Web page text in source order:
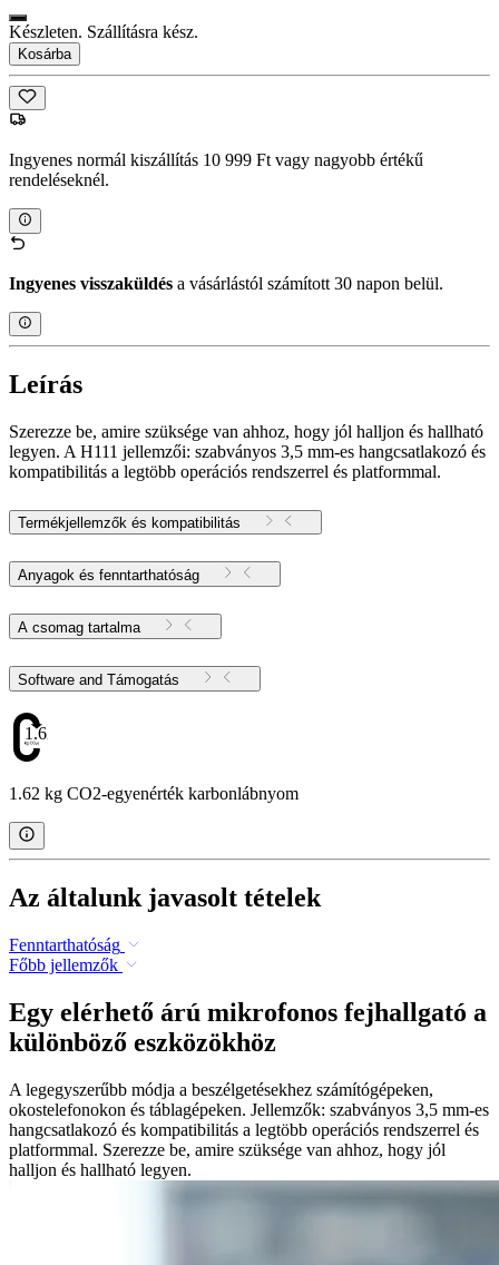
Készleten. Szállításra kész.
Kosárba
Ingyenes normál kiszállítás 10 999 Ft vagy nagyobb értékű
rendeléseknél.
Ingyenes visszaküldés a vásárlástól számított 30 napon belül.
Leírás
Szerezze be, amire szüksége van ahhoz, hogy jól halljon és hallható
legyen. A H111 jellemzői: szabványos 3,5 mm-es hangcsatlakozó és
kompatibilitás a legtöbb operációs rendszerrel és platformmal.
Termékjellemzők és kompatibilitás
Anyagok és fenntarthatóság
A csomag tartalma
Software and Támogatás
1.62
1.62 kg CO2-egyenérték karbonlábnyom
Az általunk javasolt tételek
Fenntarthatóság
Főbb jellemzők
Egy elérhető árú mikrofonos fejhallgató a
különböző eszközökhöz
A legegyszerűbb módja a beszélgetésekhez számítógépeken,
okostelefonokon és táblagépeken. Jellemzők: szabványos 3,5 mm-es
hangcsatlakozó és kompatibilitás a legtöbb operációs rendszerrel és
platformmal. Szerezze be, amire szüksége van ahhoz, hogy jól
halljon és hallható legyen.